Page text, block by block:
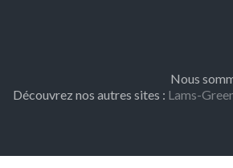
Nous
Découvrez nos autres sites : Lams-